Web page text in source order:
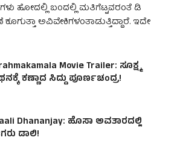
ಹೋದಲ್ಲಿ ಬಂದಲ್ಲಿ ಮತಿಗೆಟ್ಟವರಂತೆ ಡಿ
ಅವಿವೇಕಿಗಳಂತಾಡುತ್ತಿದ್ದಾರೆ. ಇದೇ
Movie Trailer: ಸೂಕ್ಷ್ಮ
ಕಣ್ಣಾದ ಸಿದ್ದು ಪೂರ್ಣಚಂದ್ರ!
Dhananjay: ಹೊಸಾ ಅವತಾರದಲ್ಲಿ
ಡಾಲಿ!